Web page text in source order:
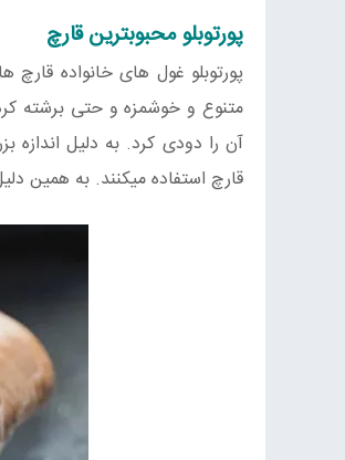
پورتوبلو محبوبترین قارچ
متنوع و خوشمزه و حتی برشته
آن را دودی کرد. به دلیل اندازه
قارچ استفاده میکنند. به همین